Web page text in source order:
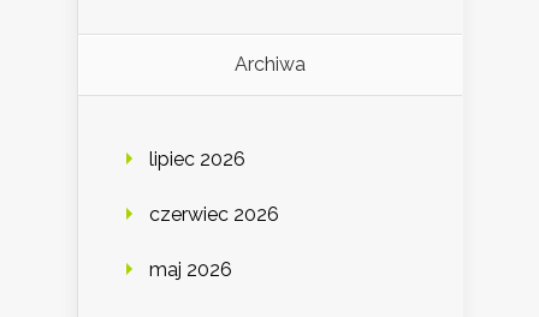
Archiwa
lipiec 2026
czerwiec 2026
maj 2026